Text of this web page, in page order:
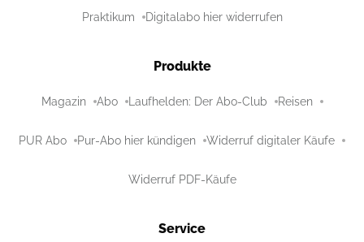
Praktikum Digitalabo hier widerrufen
Produkte
Magazin Abo Laufhelden: Der Abo-Club Reisen
PUR Abo Pur-Abo hier kündigen Widerruf digitaler Käufe
Widerruf PDF-Käufe
Service